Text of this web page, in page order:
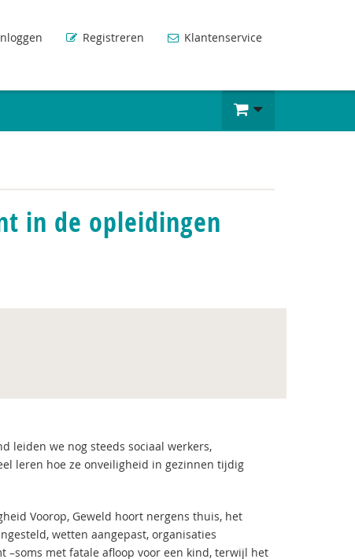
Registreren Klantenservice
in de opleidingen
leiden we nog steeds sociaal werkers,
leren hoe ze onveiligheid in gezinnen tijdig
Voorop, Geweld hoort nergens thuis, het
wetten aangepast, organisaties
met fatale afloop voor een kind, terwijl het